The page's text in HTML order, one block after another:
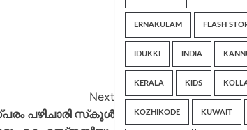
Next
പഴിചാരി സ്‌കൂള്‍
ERNAKULAM FLASH
IDUKKI INDIA
KERALA KIDS
KOZHIKODE KUWAIT